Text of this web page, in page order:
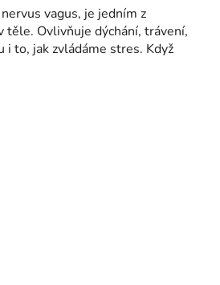
vagus, je jedním z
těle. Ovlivňuje dýchání, trávení,
to, jak zvládáme stres. Když